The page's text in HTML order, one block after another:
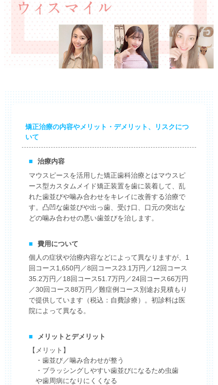
矯正治療の内容やメリット・デメリット、リスクにつ
いて
■
治療内容
マウスピースを活用した矯正歯科治療とはマウスピ
ース型カスタムメイド矯正装置を歯に装着して、乱
れた歯並びや噛み合わせをキレイに改善する治療で
す。凸凹な歯並びや出っ歯、受け口、口元の突出な
どの噛み合わせの悪い歯並びを治します。
■
費用について
個人の症状や治療内容などによって異なりますが、1
回コース1,650円／8回コース23.1万円／12回コース
35.2万円／18回コース51.7万円／24回コース66万円
／30回コース88万円／難症例コース別途お見積もり
で提供しています（税込：自費診療）。初診料は医
院によって異なる。
■
メリットとデメリット
【メリット】
・歯並び／噛み合わせが整う
・ブラッシングしやすい歯並びになるため虫歯
や歯周病になりにくくなる